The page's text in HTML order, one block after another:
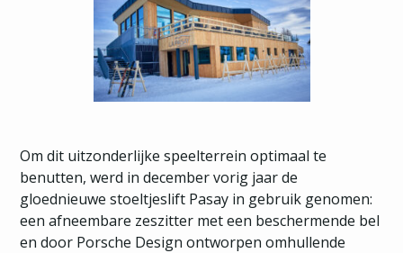
Om dit uitzonderlijke speelterrein optimaal te
benutten, werd in december vorig jaar de
gloednieuwe stoeltjeslift Pasay in gebruik genomen:
een afneembare zeszitter met een beschermende bel
en door Porsche Design ontworpen omhullende